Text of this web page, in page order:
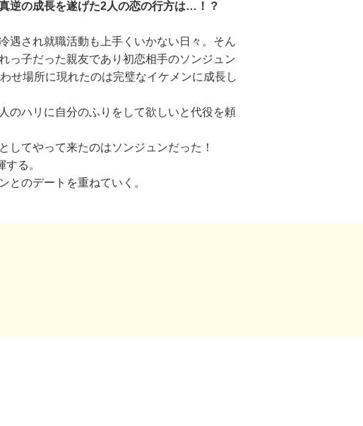
逆の成長を遂げた2人の恋の行方は…！？
遇され就職活動も上手くいかない日々。そん
っ子だった親友であり初恋相手のソンジュン
せ場所に現れたのは完璧なイケメンに成長し
のハリに自分のふりをして欲しいと代役を頼
てやって来たのはソンジュンだった！
る。
とのデートを重ねていく。